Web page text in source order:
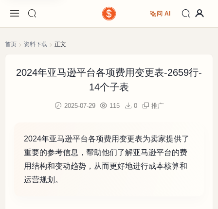
问 AI
首页 资料下载 正文
2024年亚马逊平台各项费用变更表-2659行-
14个子表
2025-07-29 115 0 推广
2024年亚马逊平台各项费用变更表为卖家提供了
重要的参考信息，帮助他们了解亚马逊平台的费
用结构和变动趋势，从而更好地进行成本核算和
运营规划。